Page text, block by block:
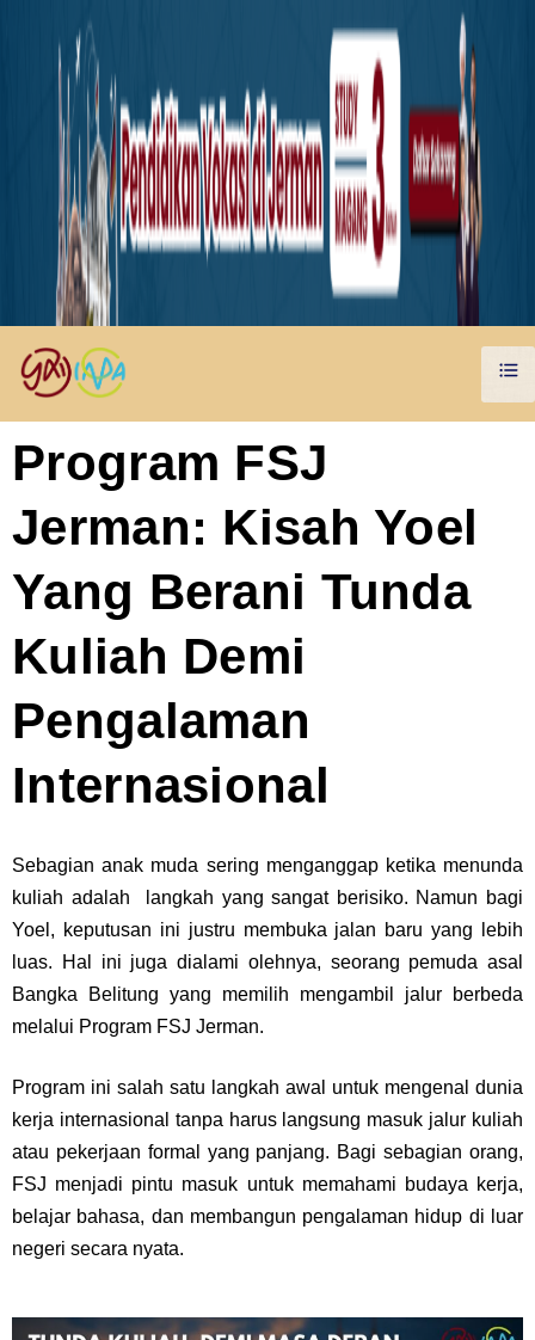
Program FSJ
Jerman: Kisah Yoel
Yang Berani Tunda
Kuliah Demi
Pengalaman
Internasional
Sebagian anak muda sering menganggap ketika menunda
kuliah adalah langkah yang sangat berisiko. Namun bagi
Yoel, keputusan ini justru membuka jalan baru yang lebih
luas. Hal ini juga dialami olehnya, seorang pemuda asal
Bangka Belitung yang memilih mengambil jalur berbeda
melalui Program FSJ Jerman.
Program ini salah satu langkah awal untuk mengenal dunia
kerja internasional tanpa harus langsung masuk jalur kuliah
atau pekerjaan formal yang panjang. Bagi sebagian orang,
FSJ menjadi pintu masuk untuk memahami budaya kerja,
belajar bahasa, dan membangun pengalaman hidup di luar
negeri secara nyata.